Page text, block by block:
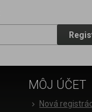
MÔJ ÚČET
Nová